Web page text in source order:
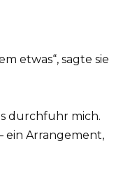
etwas“, sagte sie
durchfuhr mich.
ein Arrangement,